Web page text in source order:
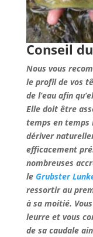
Conseil
Nous vous
le profil de vos
de l’eau afin
Elle doit être
temps en temps
dériver
efficacement
nombreuses
le Grubster
ressortir au
à sa moitié.
leurre et vous
de sa caudale